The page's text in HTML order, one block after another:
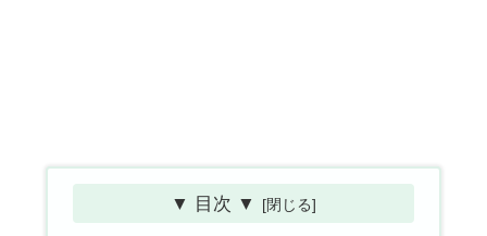
▼ 目次 ▼